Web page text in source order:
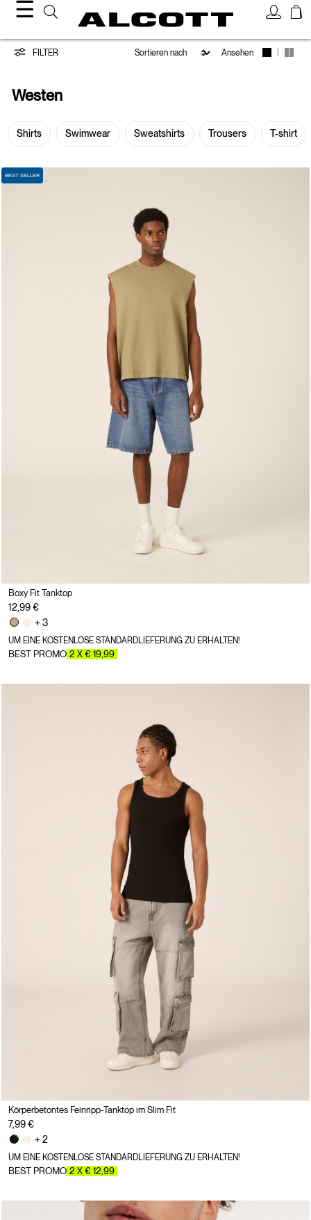
☰
Westen
FILTER Ansehen
Westen
Shirts Swimwear Sweatshirts Trousers T-shirt
BEST SELLER
Boxy Fit Tanktop
12,99 €
+ 3
UM EINE KOSTENLOSE STANDARDLIEFERUNG ZU ERHALTEN!
BEST PROMO 2 X € 19,99
Körperbetontes Feinripp-Tanktop im Slim Fit
7,99 €
+ 2
UM EINE KOSTENLOSE STANDARDLIEFERUNG ZU ERHALTEN!
BEST PROMO 2 X € 12,99